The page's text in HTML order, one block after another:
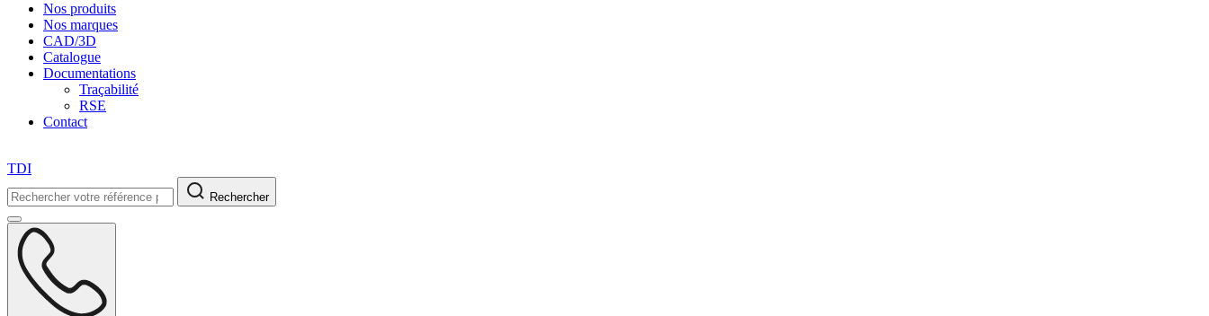
Nos produits
Nos marques
CAD/3D
Catalogue
Documentations
Traçabilité
RSE
Contact
TDI
Rechercher